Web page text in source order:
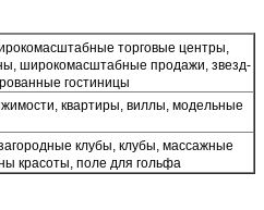
торговые центры,
широкомасштабные продажи, звезд-
гостиницы
квартиры, виллы, модельные
клубы, клубы, массажные
красоты, поле для гольфа